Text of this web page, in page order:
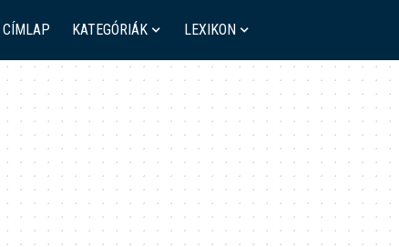
CÍMLAP KATEGÓRIÁK LEXIKON